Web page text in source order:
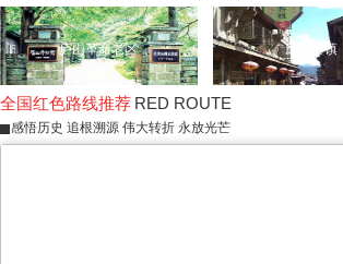
庐山革命老区 磨西古镇
全国红色路线推荐 RED ROUTE
感悟历史 追根溯源 伟大转折 永放光芒